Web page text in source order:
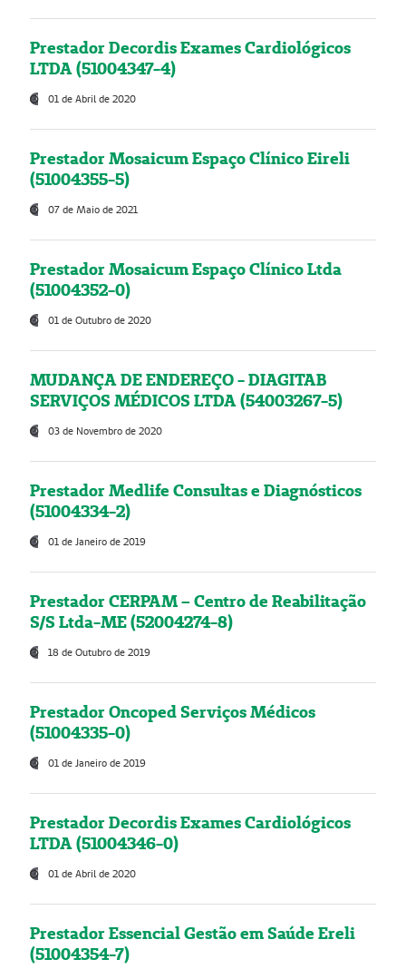
Prestador Decordis Exames Cardiológicos
LTDA (51004347-4)
01 de Abril de 2020
Prestador Mosaicum Espaço Clínico Eireli
(51004355-5)
07 de Maio de 2021
Prestador Mosaicum Espaço Clínico Ltda
(51004352-0)
01 de Outubro de 2020
MUDANÇA DE ENDEREÇO - DIAGITAB
SERVIÇOS MÉDICOS LTDA (54003267-5)
03 de Novembro de 2020
Prestador Medlife Consultas e Diagnósticos
(51004334-2)
01 de Janeiro de 2019
Prestador CERPAM – Centro de Reabilitação
S/S Ltda-ME (52004274-8)
18 de Outubro de 2019
Prestador Oncoped Serviços Médicos
(51004335-0)
01 de Janeiro de 2019
Prestador Decordis Exames Cardiológicos
LTDA (51004346-0)
01 de Abril de 2020
Prestador Essencial Gestão em Saúde Ereli
(51004354-7)